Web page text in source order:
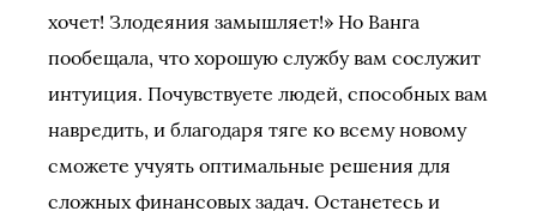
хочет! Злодеяния замышляет!» Но Ванга
пообещала, что хорошую службу вам сослужит
интуиция. Почувствуете людей, способных вам
навредить, и благодаря тяге ко всему новому
сможете учуять оптимальные решения для
сложных финансовых задач. Останетесь и